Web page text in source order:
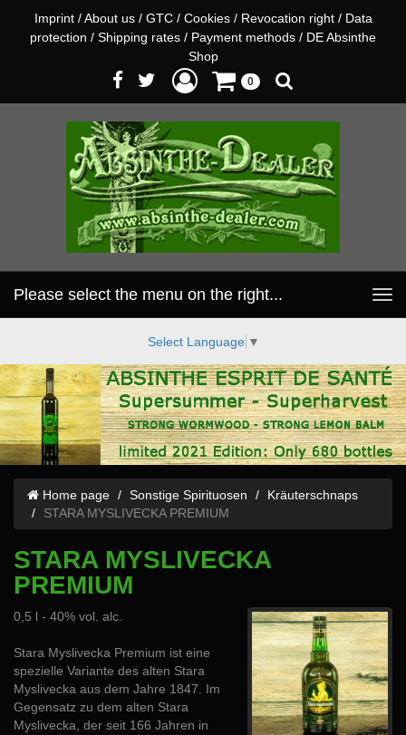
Imprint / About us / GTC / Cookies / Revocation right / Data
protection / Shipping rates / Payment methods / DE Absinthe
Shop
0
Please select the menu on the right...
Toggle
Select Language ▼
Home page Sonstige Spirituosen
Kräuterschnaps
STARA MYSLIVECKA PREMIUM
STARA MYSLIVECKA
PREMIUM
0,5 l - 40% vol. alc.
Stara Myslivecka Premium ist eine
spezielle Variante des alten Stara
Myslivecka aus dem Jahre 1847. Im
Gegensatz zu dem alten Stara
Myslivecka, der seit 166 Jahren in